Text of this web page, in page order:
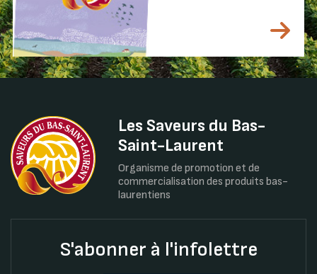
Les Saveurs du Bas-
Saint-Laurent
Organisme de promotion et de
commercialisation des produits bas-
laurentiens
S'abonner à l'infolettre